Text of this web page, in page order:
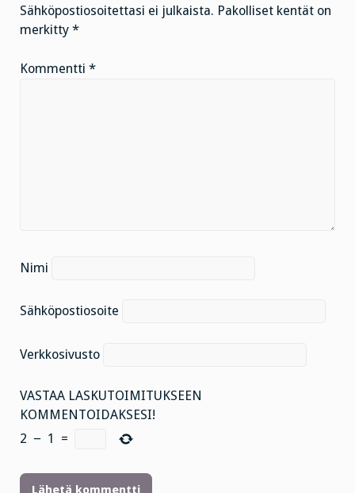
Sähköpostiosoitettasi ei julkaista. Pakolliset kentät on
merkitty *
Kommentti *
Nimi
Sähköpostiosoite
Verkkosivusto
VASTAA LASKUTOIMITUKSEEN
KOMMENTOIDAKSESI!
2 − 1 =